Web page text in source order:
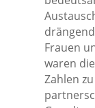
Frauen
waren
Zahlen